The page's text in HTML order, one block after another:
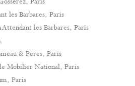
les Barbares, Paris
les Barbares, Paris
& Peres, Paris
Mobilier National, Paris
Paris